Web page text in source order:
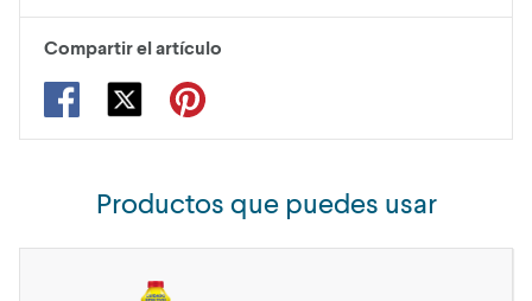
Compartir el artículo
Productos que puedes usar